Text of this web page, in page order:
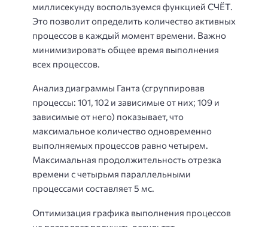
миллисекунду воспользуемся функцией СЧЁТ.
Это позволит определить количество активных
процессов в каждый момент времени. Важно
минимизировать общее время выполнения
всех процессов.
Анализ диаграммы Ганта (сгруппировав
процессы: 101, 102 и зависимые от них; 109 и
зависимые от него) показывает, что
максимальное количество одновременно
выполняемых процессов равно четырем.
Максимальная продолжительность отрезка
времени с четырьмя параллельными
процессами составляет 5 мс.
Оптимизация графика выполнения процессов